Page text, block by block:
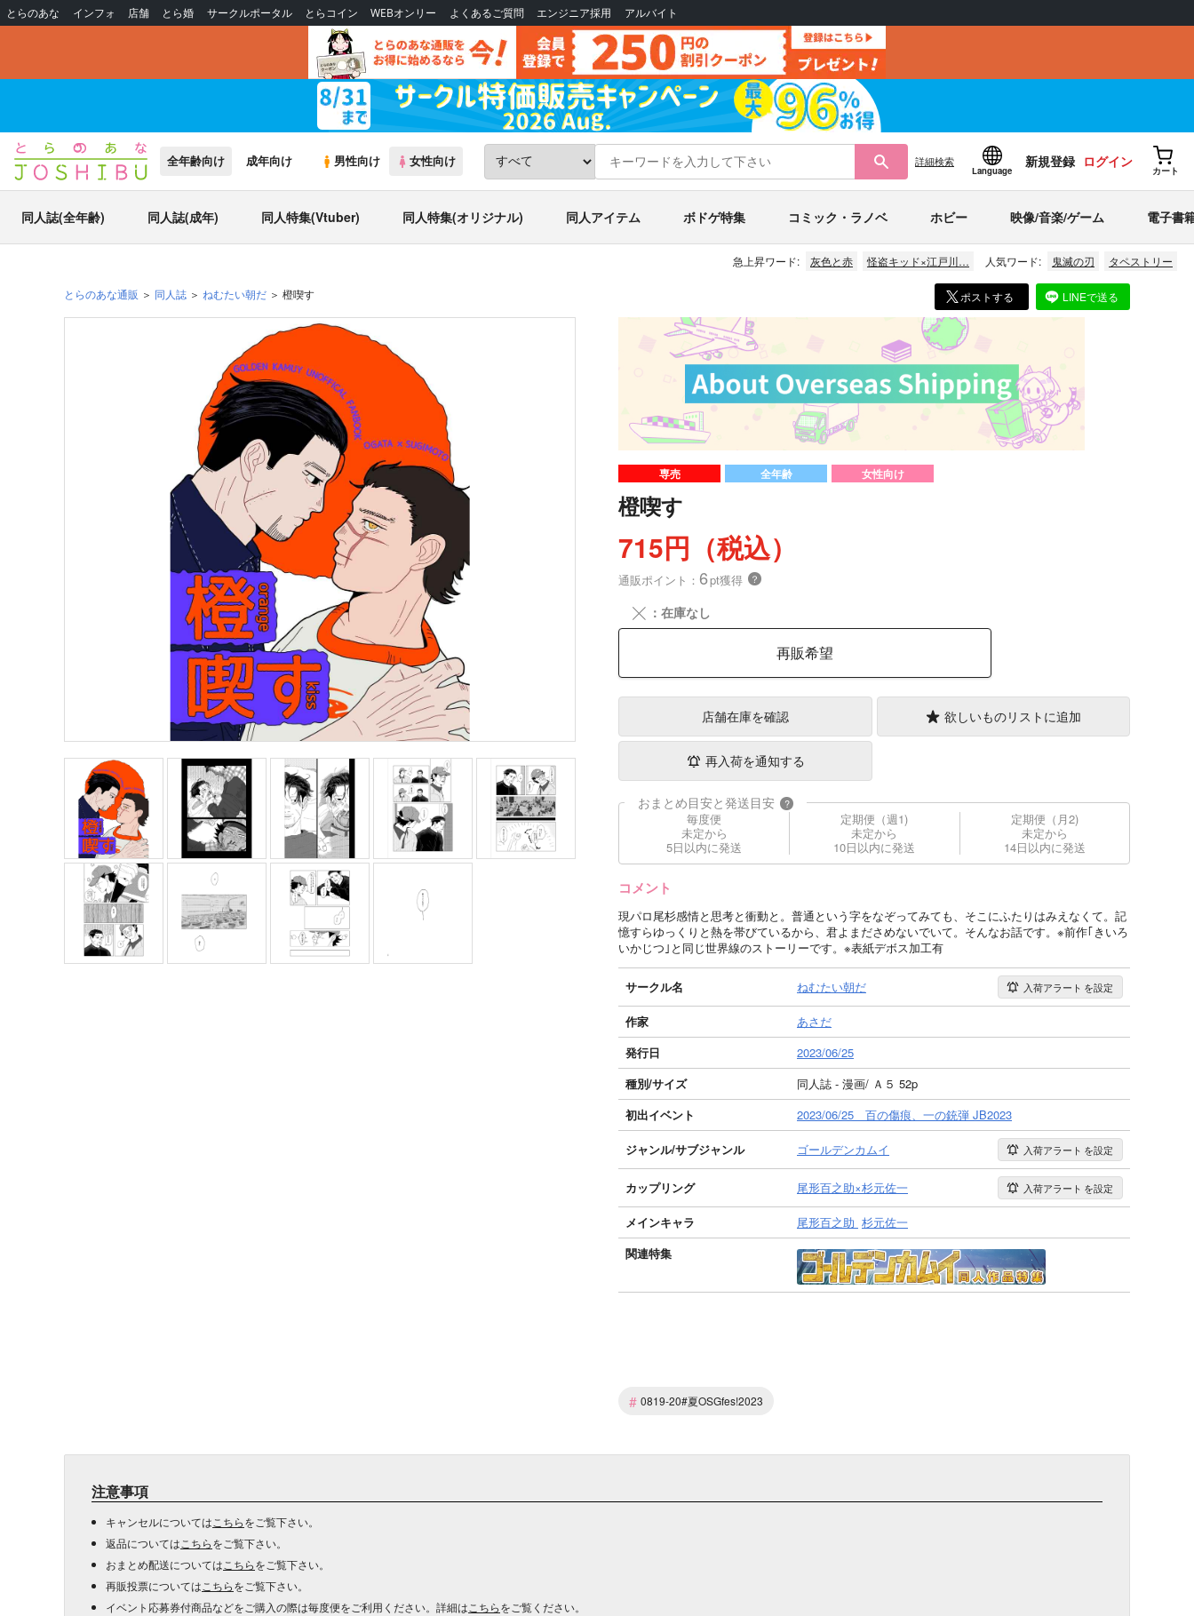
とらのあな インフォ 店舗 とら婚 サークルポータル とらコイン WEBオンリー よくあるご質問 エンジニア採用 アルバイト
全年齢向け 成年向け 男性向け 女性向け 詳細検索
Language
新規登録 ログイン
カート
同人誌(全年齢) 同人誌(成年) 同人特集(Vtuber) 同人特集(オリジナル) 同人アイテム ボドゲ特集 コミック・ラノベ ホビー 映像/音楽/ゲーム 電子書
急上昇ワード: 灰色と赤 怪盗キッド×江戸川… 人気ワード: 鬼滅の刃 タペストリー
とらのあな通販 同人誌 ねむたい朝だ 橙喫す ポストする LINEで送る
専売 全年齢 女性向け
橙喫す
715円（税込）
通販ポイント： 6pt獲得 ？
╳ ：在庫なし
再販希望
店舗在庫を確認 欲しいものリストに追加
再入荷を通知する
おまとめ目安と発送目安 ?
毎度便
未定から
5日以内に発送
定期便（週1)
未定から
10日以内に発送
定期便（月2)
未定から
14日以内に発送
コメント
現パロ尾杉感情と思考と衝動と。普通という字をなぞってみても、そこにふたりはみえなくて。記
憶すらゆっくりと熱を帯びているから、君よまださめないでいて。そんなお話です。※前作｢きいろ
いかじつ｣と同じ世界線のストーリーです。※表紙デボス加工有
サークル名 ねむたい朝だ 入荷アラート を設定
作家
あさだ
発行日
2023/06/25
種別/サイズ
同人誌 - 漫画/ Ａ５ 52p
初出イベント
2023/06/25 百の傷痕、一の銃弾 JB2023
ジャンル/サブジャンル ゴールデンカムイ 入荷アラート を設定
カップリング 尾形百之助×杉元佐一 入荷アラート を設定
メインキャラ 尾形百之助 杉元佐一
関連特集
# 0819-20#夏OSGfes!2023
注意事項
キャンセルについては こちらをご覧下さい。
返品については こちらをご覧下さい。
おまとめ配送については こちらをご覧下さい。
再販投票については こちらをご覧下さい。
イベント応募券付商品などをご購入の際は毎度便をご利用ください。詳細は こちらをご覧ください。